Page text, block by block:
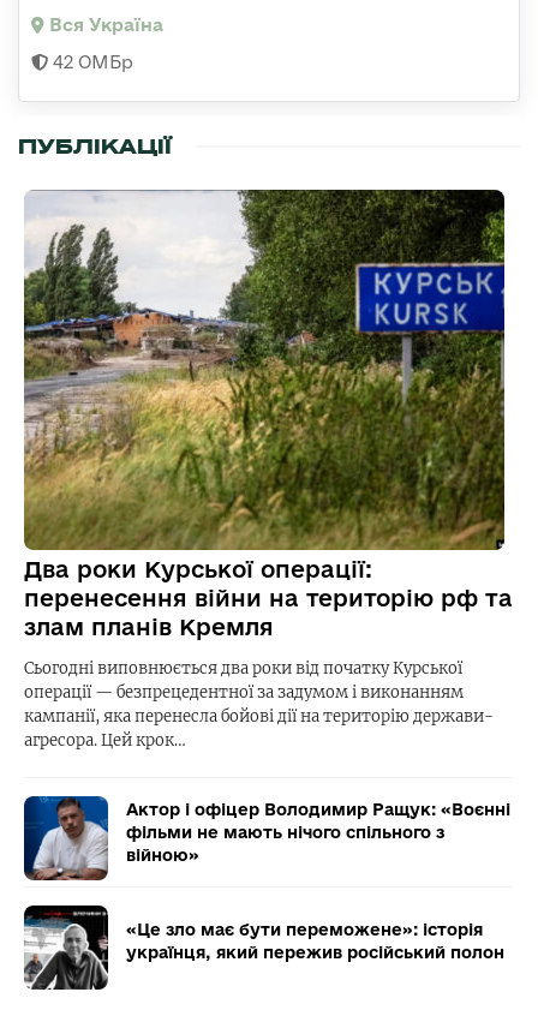
Вся Україна
42 ОМБр
ПУБЛІКАЦІЇ
Два роки Курської операції:
перенесення війни на територію рф та
злам планів Кремля
Сьогодні виповнюється два роки від початку Курської
операції — безпрецедентної за задумом і виконанням
кампанії, яка перенесла бойові дії на територію держави-
агресора. Цей крок…
Актор і офіцер Володимир Ращук: «Воєнні
фільми не мають нічого спільного з
війною»
«Це зло має бути переможене»: історія
українця, який пережив російський полон